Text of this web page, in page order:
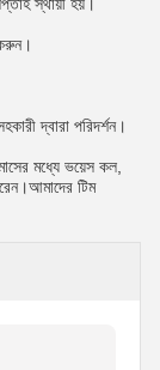
স্থায়ী হয়।
দ্বারা পরিদর্শন।
মধ্যে ভয়েস কল,
টিম